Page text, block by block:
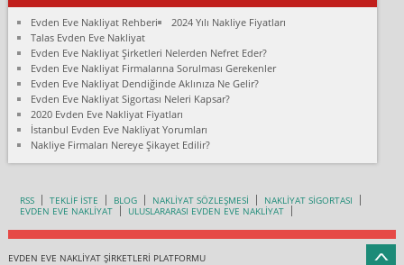
olduk. Asansörlü dediler sonra uraya asansör kurulmaz dediler
fark istediler. ortada asa...
Nimet:
Ben 2021 Ağustos ilk haftası Evimi taşıdım yani İstanbul'un bir
Mahallesi'nden bir başka Mahallesi'ne yani Ümraniye bölgesinde
oturuyorum önceleri ara...
Nimet Köse:
Merhaba ben 2021 Ağustos ilk haftası evimi Ümraniye'den Çok
Karabükden İzmir'e Karabük kardem naklyat la taşındım bir çok
esyam kaybolmuş.aradigimda çok ilgilenilmedi evi aramanı
Evden Eve Nakliyat Rehberi
2024 Yılı Nakliye Fiyatları
Talas Evden Eve Nakliyat
Evden Eve Nakliyat Şirketleri Nelerden Nefret Eder?
Evden Eve Nakliyat Firmalarına Sorulması Gerekenler
Evden Eve Nakliyat Dendiğinde Aklınıza Ne Gelir?
Evden Eve Nakliyat Sigortası Neleri Kapsar?
2020 Evden Eve Nakliyat Fiyatları
İstanbul Evden Eve Nakliyat Yorumları
Nakliye Firmaları Nereye Şikayet Edilir?
RSS TEKLİF İSTE BLOG NAKLİYAT SÖZLEŞMESİ
NAKLİYAT SİGORTASI
EVDEN EVE NAKLİYAT
ULUSLARARASI EVDEN EVE NAKLİYAT
EVDEN EVE NAKLİYAT ŞİRKETLERİ PLATFORMU